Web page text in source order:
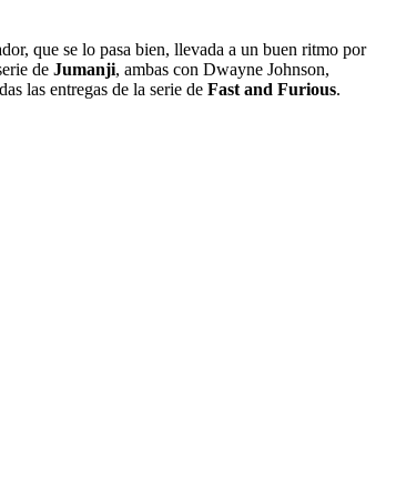
que se lo pasa bien, llevada a un buen ritmo por
de Jumanji, ambas con Dwayne Johnson,
las entregas de la serie de Fast and Furious.